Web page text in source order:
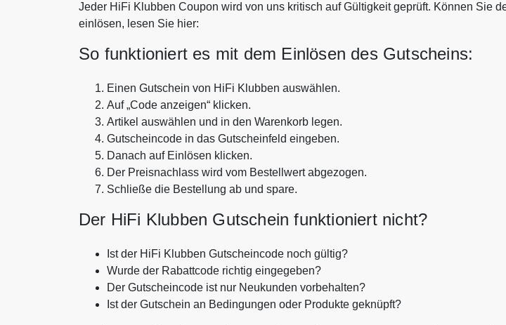
Jeder HiFi Klubben Coupon wird von uns kritisch auf Gültigkeit geprüft. Können Sie
einlösen, lesen Sie hier:
So funktioniert es mit dem Einlösen des Gutscheins:
Einen Gutschein von HiFi Klubben auswählen.
Auf „Code anzeigen“ klicken.
Artikel auswählen und in den Warenkorb legen.
Gutscheincode in das Gutscheinfeld eingeben.
Danach auf Einlösen klicken.
Der Preisnachlass wird vom Bestellwert abgezogen.
Schließe die Bestellung ab und spare.
Der HiFi Klubben Gutschein funktioniert nicht?
Ist der HiFi Klubben Gutscheincode noch gültig?
Wurde der Rabattcode richtig eingegeben?
Der Gutscheincode ist nur Neukunden vorbehalten?
Ist der Gutschein an Bedingungen oder Produkte geknüpft?